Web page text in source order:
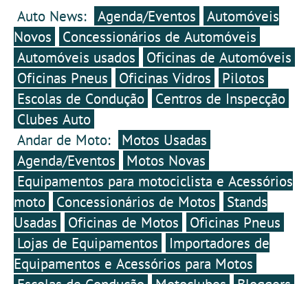
com uma proposta
cremosa, suave e versátil,
pensada para acompanhar
o consumidor em
diferentes momentos ao
longo do ano.
Auto News: Agenda/Eventos
Automóveis
Novos
Concessionários de Automóveis
Automóveis usados
Oficinas de Automóveis
Oficinas Pneus
Oficinas Vidros
Pilotos
Escolas de Condução
Centros de Inspecção
Clubes Auto
Andar de Moto:
Motos Usadas
Agenda/Eventos
Motos Novas
Equipamentos para motociclista e Acessórios
moto
Concessionários de Motos
Stands
Usadas
Oficinas de Motos
Oficinas Pneus
Lojas de Equipamentos
Importadores de
Equipamentos e Acessórios para Motos